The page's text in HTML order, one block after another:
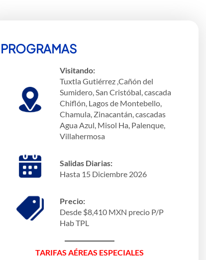
PROGRAMAS
Visitando:
Tuxtla Gutiérrez ,Cañón del
Sumidero, San Cristóbal, cascada
Chiflón, Lagos de Montebello,
Chamula, Zinacantán, cascadas
Agua Azul, Misol Ha, Palenque,
Villahermosa
Salidas Diarias:
Hasta 15 Diciembre 2026
Precio:
Desde $8,410 MXN precio P/P
Hab TPL
TARIFAS AÉREAS ESPECIALES